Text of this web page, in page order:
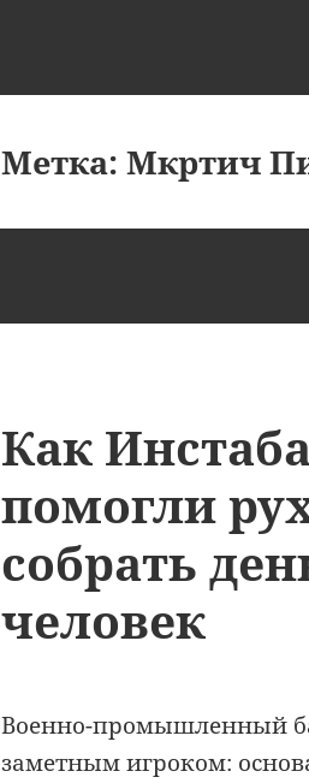
Метка:Мкртич
Как
помогли
собрать
человек
Военно-промышленный
заметным игроком: